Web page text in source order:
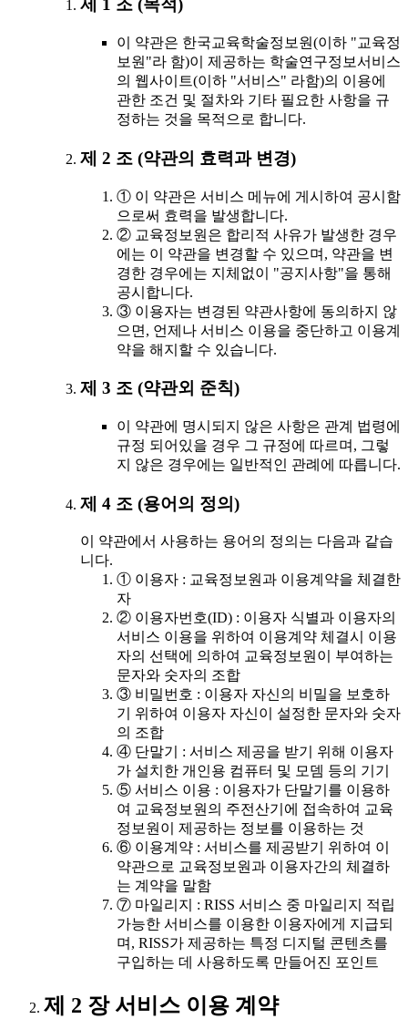
제 1 조 (목적)
이 약관은 한국교육학술정보원(이하 "교육정
보원"라 함)이 제공하는 학술연구정보서비스
의 웹사이트(이하 "서비스" 라함)의 이용에
관한 조건 및 절차와 기타 필요한 사항을 규
정하는 것을 목적으로 합니다.
제 2 조 (약관의 효력과 변경)
① 이 약관은 서비스 메뉴에 게시하여 공시함
으로써 효력을 발생합니다.
② 교육정보원은 합리적 사유가 발생한 경우
에는 이 약관을 변경할 수 있으며, 약관을 변
경한 경우에는 지체없이 "공지사항"을 통해
공시합니다.
③ 이용자는 변경된 약관사항에 동의하지 않
으면, 언제나 서비스 이용을 중단하고 이용계
약을 해지할 수 있습니다.
제 3 조 (약관외 준칙)
이 약관에 명시되지 않은 사항은 관계 법령에
규정 되어있을 경우 그 규정에 따르며, 그렇
지 않은 경우에는 일반적인 관례에 따릅니다.
제 4 조 (용어의 정의)
이 약관에서 사용하는 용어의 정의는 다음과 같습
니다.
① 이용자 : 교육정보원과 이용계약을 체결한
자
② 이용자번호(ID) : 이용자 식별과 이용자의
서비스 이용을 위하여 이용계약 체결시 이용
자의 선택에 의하여 교육정보원이 부여하는
문자와 숫자의 조합
③ 비밀번호 : 이용자 자신의 비밀을 보호하
기 위하여 이용자 자신이 설정한 문자와 숫자
의 조합
④ 단말기 : 서비스 제공을 받기 위해 이용자
가 설치한 개인용 컴퓨터 및 모뎀 등의 기기
⑤ 서비스 이용 : 이용자가 단말기를 이용하
여 교육정보원의 주전산기에 접속하여 교육
정보원이 제공하는 정보를 이용하는 것
⑥ 이용계약 : 서비스를 제공받기 위하여 이
약관으로 교육정보원과 이용자간의 체결하
는 계약을 말함
⑦ 마일리지 : RISS 서비스 중 마일리지 적립
가능한 서비스를 이용한 이용자에게 지급되
며, RISS가 제공하는 특정 디지털 콘텐츠를
구입하는 데 사용하도록 만들어진 포인트
제 2 장 서비스 이용 계약